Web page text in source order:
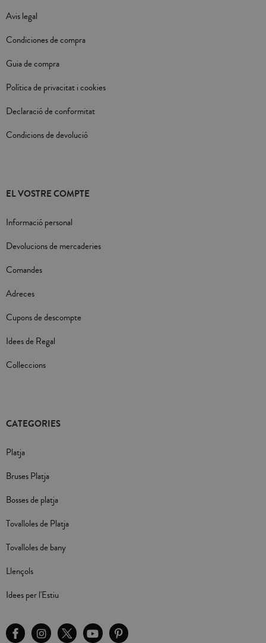
Avis legal
Condiciones de compra
Guia de compra
Política de privacitat i cookies
Declaració de conformitat
Condicions de devolució
EL VOSTRE COMPTE
Informació personal
Devolucions de mercaderies
Comandes
Adreces
Cupons de descompte
Idees de Regal
Colleccions
CATEGORIES
Platja
Bruses Platja
Bosses de platja
Tovalloles de Platja
Tovalloles de bany
Llençols
Idees per l'Estiu